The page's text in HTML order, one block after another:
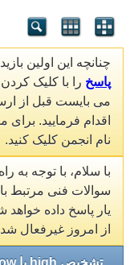
چنانچه این اولین
پاسخ را با کلیک
می بایست قبل از
اقدام فرمایید.
نام انجمن کلیک کنید.
با سلام، با توجه به
سوالات فنی مرتبط
یار پاسخ داده
از امروز غیرفعال
تشخيص high يا low بودن پنجاه اي اي دي